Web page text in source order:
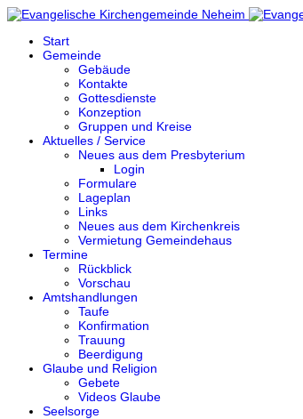
Start
Gemeinde
Gebäude
Kontakte
Gottesdienste
Konzeption
Gruppen und Kreise
Aktuelles / Service
Neues aus dem Presbyterium
Login
Formulare
Lageplan
Links
Neues aus dem Kirchenkreis
Vermietung Gemeindehaus
Termine
Rückblick
Vorschau
Amtshandlungen
Taufe
Konfirmation
Trauung
Beerdigung
Glaube und Religion
Gebete
Videos Glaube
Seelsorge